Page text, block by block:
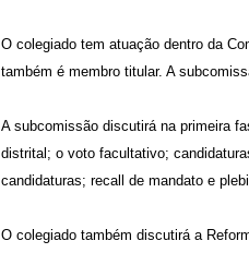
O colegiado tem atuação dentro da
também é membro titular. A
A subcomissão discutirá na primeira
distrital; o voto facultativo;
candidaturas; recall de mandato e
O colegiado também discutirá a